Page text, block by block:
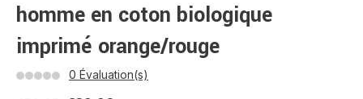
homme en coton biologique
imprimé orange/rouge
0 Évaluation(s)